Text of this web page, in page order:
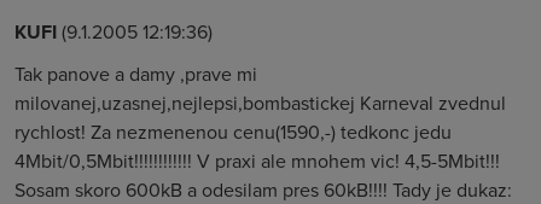
KUFI(9.1.2005 12:19:36)
Tak panove a damy ,prave mi
milovanej,uzasnej,nejlepsi,bombastickej Karneval zvednul
rychlost! Za nezmenenou cenu(1590,-) tedkonc jedu
4Mbit/0,5Mbit!!!!!!!!!!!! V praxi ale mnohem vic! 4,5-5Mbit!!!
Sosam skoro 600kB a odesilam pres 60kB!!!! Tady je dukaz: